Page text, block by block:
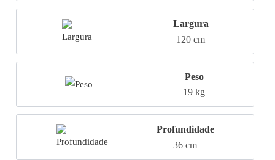
Largura
120 cm
Peso
19 kg
Profundidade
36 cm